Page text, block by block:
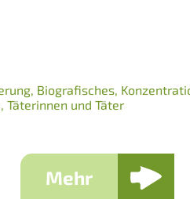
Biografisches
Täterinnen und Täter
Mehr